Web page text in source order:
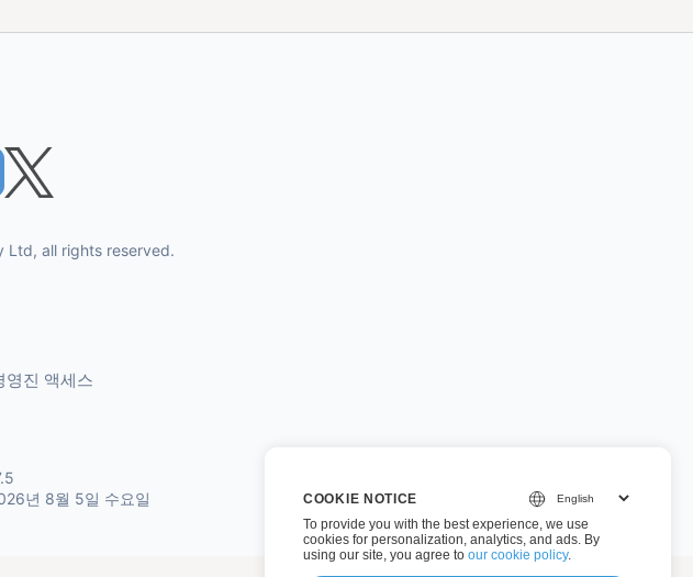
all rights reserved.
영진 액세스
년 8월 5일 수요일
COOKIE NOTICE
To provide you with the best experience, we use
cookies for personalization, analytics, and ads. By
using our site, you agree to our cookie policy.